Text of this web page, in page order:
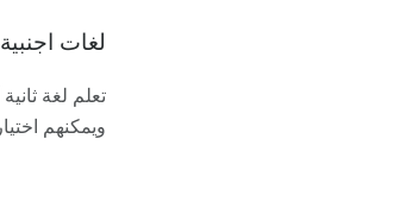
لغات اجنبية
تعلم لغة
ويمكنهم اختيار